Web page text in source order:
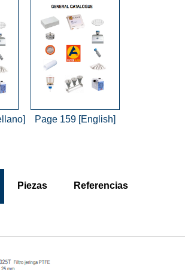
Page 159 [English]
Piezas Referencias